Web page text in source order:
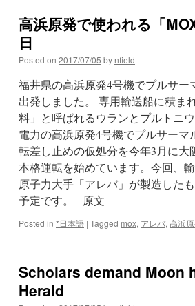
高浜原発で使われる「
日
Posted on 2017/07/05 by nfield
福井県の高浜原発4号機でプルサ
出発しました。 専用輸送船に積ま
料」と呼ばれるウランとプルトニ
電力の高浜原発4号機でプルサー
転差し止めの仮処分を今年3月に
本格運転を始めています。今回、
原子力大手「アレバ」が製造した
予定です。 原文
Posted in *日本語 | Tagged mox, アレバ, 高浜
Scholars demand Moon
Herald